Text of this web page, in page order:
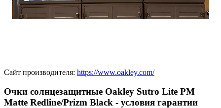
Сайт производителя: https://www.oakley.com/
Очки солнцезащитные Oakley Sutro Lite PM
Matte Redline/Prizm Black - условия гарантии